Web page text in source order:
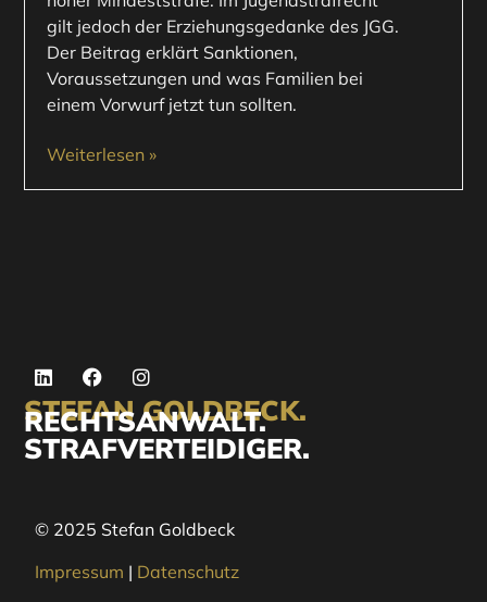
gilt jedoch der Erziehungsgedanke des JGG.
Der Beitrag erklärt Sanktionen,
Voraussetzungen und was Familien bei
einem Vorwurf jetzt tun sollten.
Weiterlesen »
STEFAN GOLDBECK.
RECHTSANWALT.
STRAFVERTEIDIGER.
© 2025 Stefan Goldbeck
Impressum | Datenschutz